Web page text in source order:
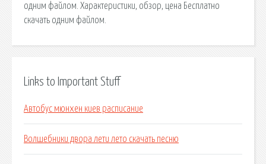
одним файлом. Характеристики, обзор, цена Бесплатно
скачать одним файлом.
Links to Important Stuff
Автобус мюнхен киев расписание
Волшебники двора лети лето скачать песню